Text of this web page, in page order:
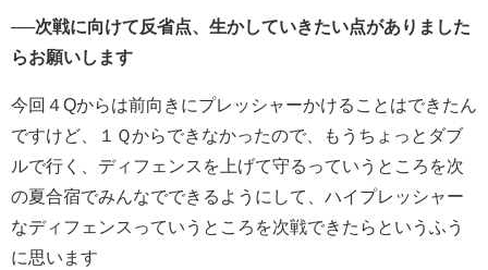
──次戦に向けて反省点、生かしていきたい点がありました
らお願いします
今回４Qからは前向きにプレッシャーかけることはできたん
ですけど、１Ｑからできなかったので、もうちょっとダブ
ルで行く、ディフェンスを上げて守るっていうところを次
の夏合宿でみんなでできるようにして、ハイプレッシャー
なディフェンスっていうところを次戦できたらというふう
に思います